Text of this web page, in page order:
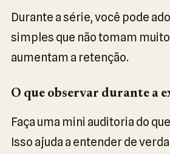
Durante a série, você pode
simples que não tomam
aumentam a retenção.
O que observar durante a
Faça uma mini auditoria do
Isso ajuda a entender de